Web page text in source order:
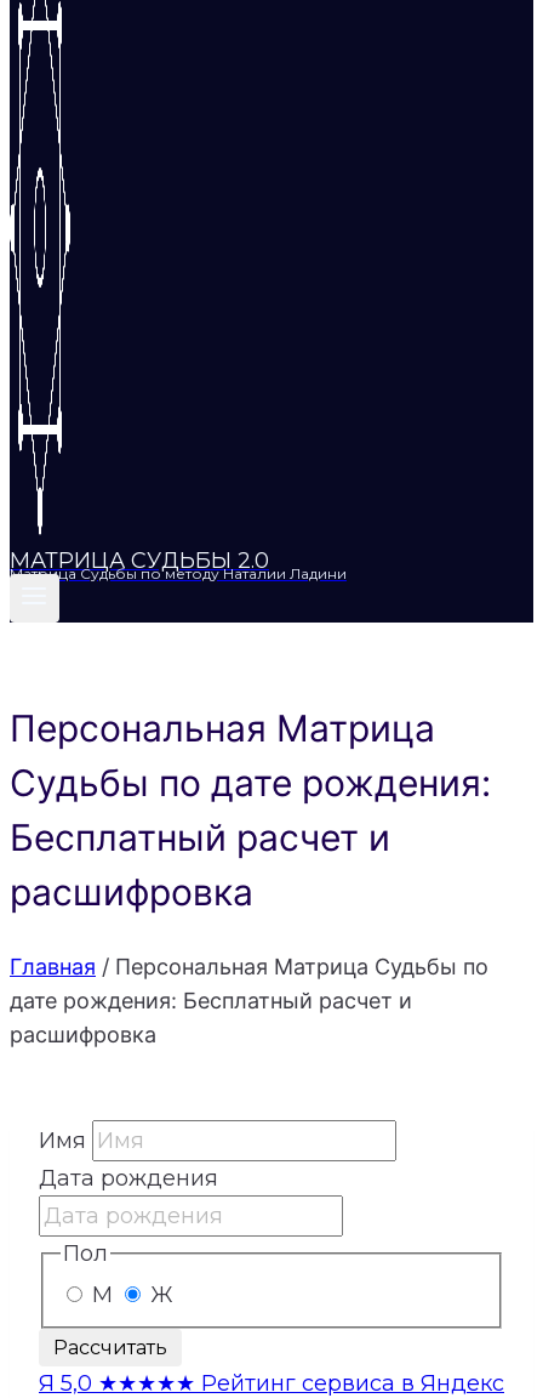
МАТРИЦА СУДЬБЫ 2.0
Матрица Судьбы по методу Наталии Ладини
Персональная Матрица
Судьбы по дате рождения:
Бесплатный расчет и
расшифровка
Главная / Персональная Матрица Судьбы по
дате рождения: Бесплатный расчет и
расшифровка
Имя
Дата рождения
Пол
М
Ж
Рассчитать
Я 5,0 ★★★★★ Рейтинг сервиса в Яндекс